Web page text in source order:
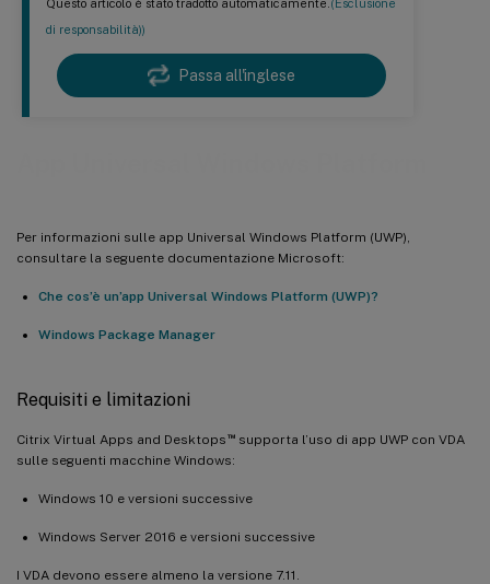
Questo articolo è stato tradotto automaticamente.(Esclusione
di responsabilità))
Passa all'inglese
Per informazioni sulle app Universal Windows Platform (UWP),
consultare la seguente documentazione Microsoft:
Che cos’è un’app Universal Windows Platform (UWP)?
Windows Package Manager
Requisiti e limitazioni
Citrix Virtual Apps and Desktops ™supporta l’uso di app UWP con VDA
sulle seguenti macchine Windows:
Windows 10 e versioni successive
Windows Server 2016 e versioni successive
I VDA devono essere almeno la versione 7.11.